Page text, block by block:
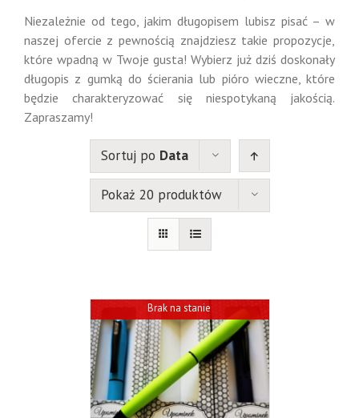
Niezależnie od tego, jakim długopisem lubisz pisać – w
naszej ofercie z pewnością znajdziesz takie propozycje,
które wpadną w Twoje gusta! Wybierz już dziś doskonały
długopis z gumką do ścierania lub pióro wieczne, które
będzie charakteryzować się niespotykaną jakością.
Zapraszamy!
Sortuj po Data
Pokaż 20 produktów
Brak na stanie